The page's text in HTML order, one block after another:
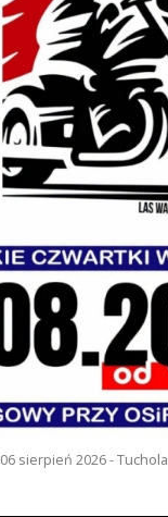
06 sierpień 2026 - Tuchola